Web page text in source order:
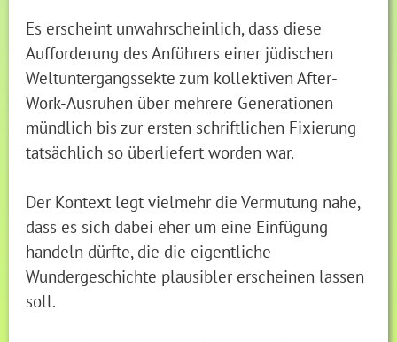
Es erscheint unwahrscheinlich, dass diese
Aufforderung des Anführers einer jüdischen
Weltuntergangssekte zum kollektiven After-
Work-Ausruhen über mehrere Generationen
mündlich bis zur ersten schriftlichen Fixierung
tatsächlich so überliefert worden war.
Der Kontext legt vielmehr die Vermutung nahe,
dass es sich dabei eher um eine Einfügung
handeln dürfte, die die eigentliche
Wundergeschichte plausibler erscheinen lassen
soll.